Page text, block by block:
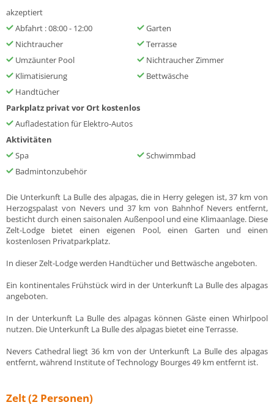
akzeptiert
Abfahrt : 08:00 - 12:00
Garten
Nichtraucher
Terrasse
Umzäunter Pool
Nichtraucher Zimmer
Klimatisierung
Bettwäsche
Handtücher
Parkplatz privat vor Ort kostenlos
Aufladestation für Elektro-Autos
Aktivitäten
Spa
Schwimmbad
Badmintonzubehör
Die Unterkunft La Bulle des alpagas, die in Herry gelegen ist, 37 km von
Herzogspalast von Nevers und 37 km von Bahnhof Nevers entfernt,
besticht durch einen saisonalen Außenpool und eine Klimaanlage. Diese
Zelt-Lodge bietet einen eigenen Pool, einen Garten und einen
kostenlosen Privatparkplatz.
In dieser Zelt-Lodge werden Handtücher und Bettwäsche angeboten.
Ein kontinentales Frühstück wird in der Unterkunft La Bulle des alpagas
angeboten.
In der Unterkunft La Bulle des alpagas können Gäste einen Whirlpool
nutzen. Die Unterkunft La Bulle des alpagas bietet eine Terrasse.
Nevers Cathedral liegt 36 km von der Unterkunft La Bulle des alpagas
entfernt, während Institute of Technology Bourges 49 km entfernt ist.
Zelt (2 Personen)